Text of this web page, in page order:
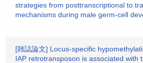
strategies from posttranscriptional to
mechanisms during male germ-cell
[雑誌論文] Locus-specific
IAP retrotransposon is associated with